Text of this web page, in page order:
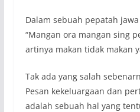
Dalam sebuah pepatah
“Mangan ora mangan sing
artinya makan tidak makan
Tak ada yang salah
Pesan kekeluargaan dan
adalah sebuah hal yang